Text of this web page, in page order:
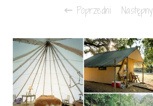
Poprzedni Następny